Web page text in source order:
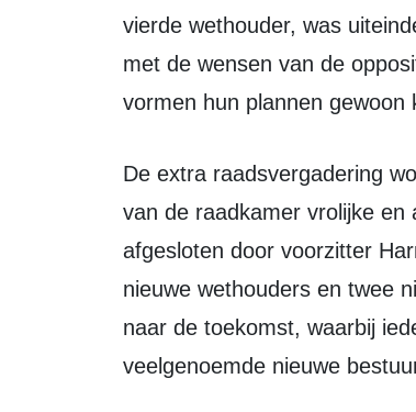
vierde wethouder, was
met de wensen van de
vormen hun plannen
De extra raadsvergadering wordt om die reden uiteindelijk, met aan de ene kant
van de raadkamer vrolijke en
afgesloten door voorzitter
nieuwe wethouders en twee
naar de toekomst, waarbij
veelgenoemde nieuwe